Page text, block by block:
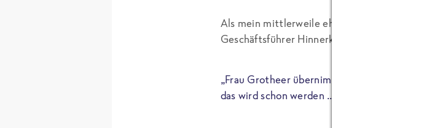
Als mein mittlerweile ehemaliger
Geschäftsführer Hinnerk Ehlers) bei einer
„Frau Grotheer übernimmt dann die
das wird schon werden … irgendwie“.